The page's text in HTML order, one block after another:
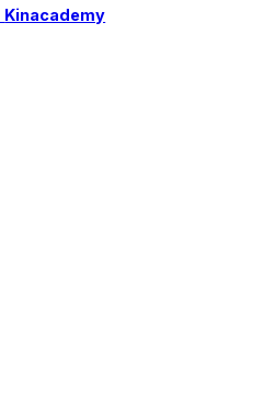
Kinacademy